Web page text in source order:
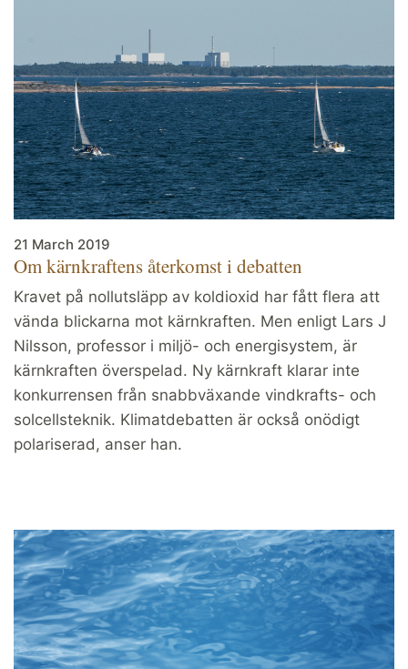
21 March 2019
Om kärnkraftens återkomst i debatten
Kravet på nollutsläpp av koldioxid har fått flera att
vända blickarna mot kärnkraften. Men enligt Lars J
Nilsson, professor i miljö- och energisystem, är
kärnkraften överspelad. Ny kärnkraft klarar inte
konkurrensen från snabbväxande vindkrafts- och
solcellsteknik. Klimatdebatten är också onödigt
polariserad, anser han.